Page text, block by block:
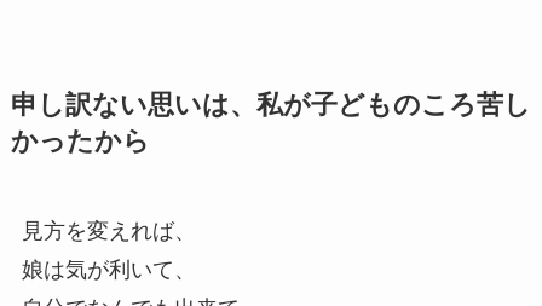
申し訳ない思いは、私が子どものころ苦し
かったから
見方を変えれば、
娘は気が利いて、